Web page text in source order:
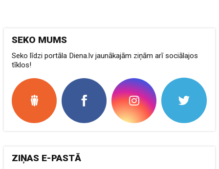
SEKO MUMS
Seko līdzi portāla Diena.lv jaunākajām ziņām arī sociālajos
tīklos!
ZIŅAS E-PASTĀ